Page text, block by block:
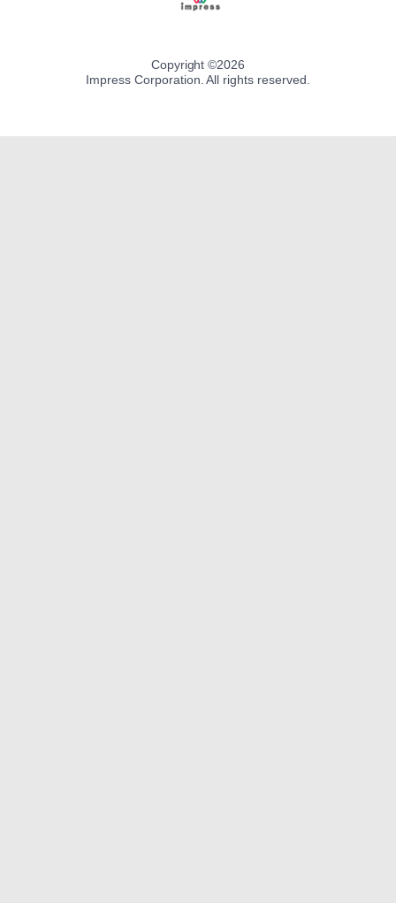
Copyright ©2026
Impress Corporation. All rights reserved.